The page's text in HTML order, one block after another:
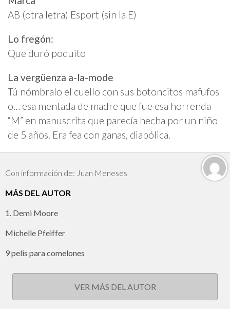
AB (otra letra) Esport (sin la E)
Lo fregón:
Que duró poquito
La vergüenza a-la-mode
Tú nómbralo el cuello con sus botoncitos mafufos
o… esa mentada de madre que fue esa horrenda
“M” en manuscrita que parecía hecha por un niño
de 5 años. Era fea con ganas, diabólica.
Con información de: Juan Meneses
MÁS DEL AUTOR
1. Demi Moore
Michelle Pfeiffer
9 pelis para comelones
VER MÁS DEL AUTOR